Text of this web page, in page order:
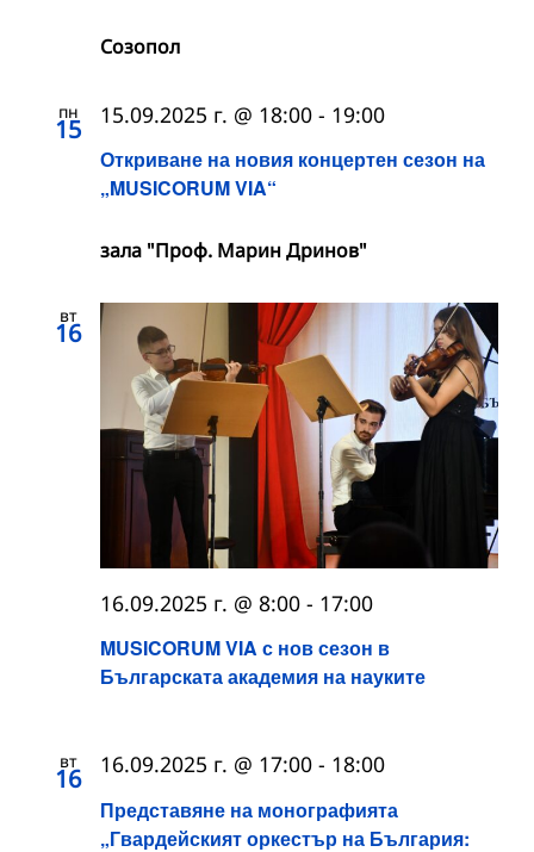
Созопол
пн
15
Откриване на новия концертен сезон на
„MUSICORUM VIA“
15.09.2025 г. @ 18:00 - 19:00
зала "Проф. Марин Дринов"
вт
16
MUSICORUM VIA с нов сезон в
Българската академия на науките
16.09.2025 г. @ 8:00 - 17:00
вт
16
Представяне на монографията
„Гвардейският оркестър на България:
16.09.2025 г. @ 17:00 - 18:00